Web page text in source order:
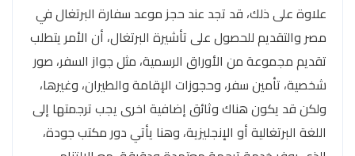
علاوة على ذلك، قد تجد عند حجز موعد سفارة البرتغال في
مصر والتقديم للحصول على تأشيرة البرتغال، أن الأمر يتطلب
تقديم مجموعة من الأوراق الرسمية، مثل جواز السفر، صور
شخصية، تأمين سفر، وحجوزات الإقامة والطيران، وغيرها،
ولكن قد يكون هناك وثائق إضافية اخرى يجب ترجمتها إلى
اللغة البرتغالية أو الإنجليزية، وهنا يأتي دور مكتب جودة،